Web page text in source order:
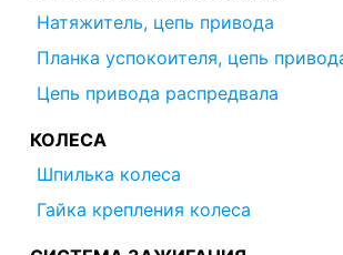
Натяжитель, цепь привода
Планка успокоителя, цепь
Цепь привода распредвала
КОЛЕСА
Шпилька колеса
Гайка крепления колеса